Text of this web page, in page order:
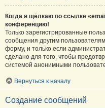
Когда я щёлкаю по ссылке
конференцию!
Только зарегистрированные
сообщения другим
форму, и только если
сделано для того, чтобы
системой анонимными
Вернуться к началу
Создание сообщений